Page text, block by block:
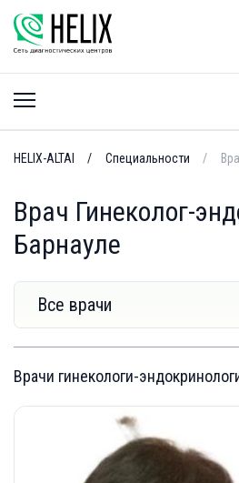
HELIX-ALTAI Специальности
Врач Гинеколог-
Барнауле
Все врачи
Врачи гинекологи-